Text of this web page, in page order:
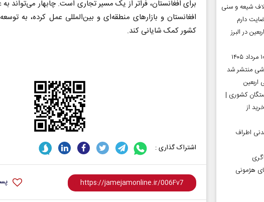
برای افغانستان، فراتر از یک مسیر تجاری است. چابهار می‌تواند
افغانستان و بازارهای منطقه‌ای و بین‌المللی عمل کرده، به
کشور کمک شایانی کند.
اشتراک گذاری :
شیعه و سنی
دارم
در البرز
منتشر شد
اربعین
کشوری |
از
اطراف
هژمونی
۶ مردادماه
صفحات نخست